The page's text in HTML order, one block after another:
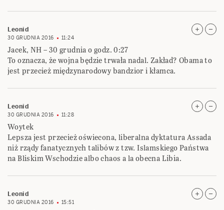
Leonid
30 GRUDNIA 2016 11:24
Jacek, NH – 30 grudnia o godz. 0:27
To oznacza, że wojna będzie trwała nadal. Zakład? Obama to
jest przecież międzynarodowy bandzior i kłamca.
Leonid
30 GRUDNIA 2016 11:28
Woytek
Lepsza jest przecież oświecona, liberalna dyktatura Assada
niż rządy fanatycznych talibów z tzw. Islamskiego Państwa
na Bliskim Wschodzie albo chaos a la obecna Libia.
Leonid
30 GRUDNIA 2016 15:51